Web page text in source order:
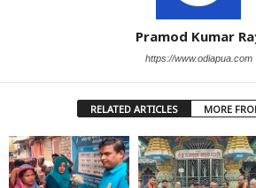
Pramod Kumar
https://www.odiapua.com
RELATED ARTICLES MORE